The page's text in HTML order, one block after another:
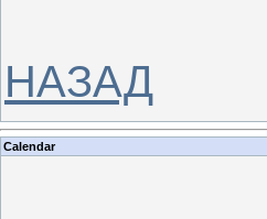
НАЗАД
Calendar